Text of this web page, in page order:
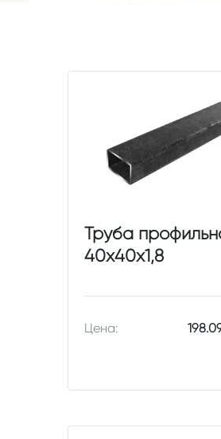
Труба
40х40х1,8
Цена: